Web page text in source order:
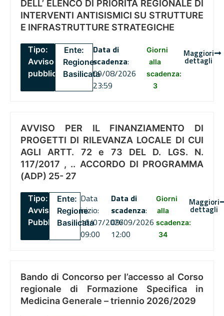
DELL’ ELENCO DI PRIORITÀ REGIONALE DI
INTERVENTI ANTISISMICI SU STRUTTURE
E INFRASTRUTTURE STRATEGICHE
Tipo:
Avviso
pubblico
Ente:
Regione
Basilicata
Data di
scadenza:
09/08/2026
23:59
Giorni
alla
scadenza:
3
Maggiori
dettagli
AVVISO PER IL FINANZIAMENTO DI
PROGETTI DI RILEVANZA LOCALE DI CUI
AGLI ARTT. 72 e 73 DEL D. LGS. N.
117/2017 , .. ACCORDO DI PROGRAMMA
(ADP) 25- 27
Tipo:
Avviso
Pubblico
Ente:
Regione
Basilicata
Data
inizio:
16/07/2026
09:00
Data di
scadenza:
09/09/2026
12:00
Giorni
alla
scadenza:
34
Maggiori
dettagli
Bando di Concorso per l’accesso al Corso
regionale di Formazione Specifica in
Medicina Generale – triennio 2026/2029